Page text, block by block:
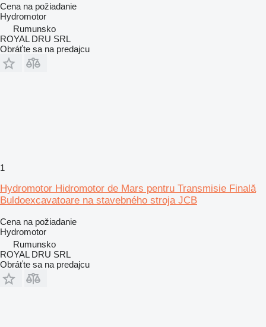
Cena na požiadanie
Hydromotor
Rumunsko
ROYAL DRU SRL
Obráťte sa na predajcu
1
Hydromotor Hidromotor de Mars pentru Transmisie Finală
Buldoexcavatoare na stavebného stroja JCB
Cena na požiadanie
Hydromotor
Rumunsko
ROYAL DRU SRL
Obráťte sa na predajcu